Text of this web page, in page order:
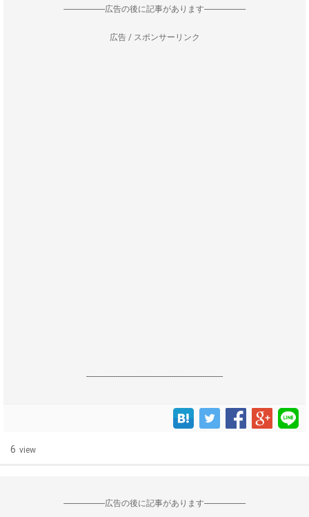
--------------------広告の後に記事があります--------------------
広告 / スポンサーリンク
------------------------------------------------------------------
6 view
--------------------広告の後に記事があります--------------------